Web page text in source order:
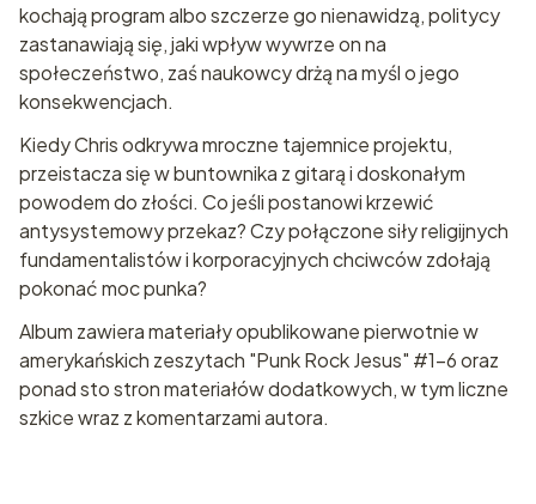
kochają program albo szczerze go nienawidzą, politycy
zastanawiają się, jaki wpływ wywrze on na
społeczeństwo, zaś naukowcy drżą na myśl o jego
konsekwencjach.
Kiedy Chris odkrywa mroczne tajemnice projektu,
przeistacza się w buntownika z gitarą i doskonałym
powodem do złości. Co jeśli postanowi krzewić
antysystemowy przekaz? Czy połączone siły religijnych
fundamentalistów i korporacyjnych chciwców zdołają
pokonać moc punka?
Album zawiera materiały opublikowane pierwotnie w
amerykańskich zeszytach "Punk Rock Jesus" #1-6 oraz
ponad sto stron materiałów dodatkowych, w tym liczne
szkice wraz z komentarzami autora.